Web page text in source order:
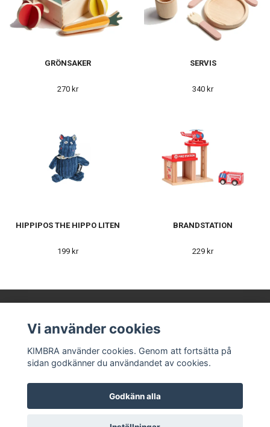
GRÖNSAKER
270 kr
SERVIS
340 kr
HIPPIPOS THE HIPPO LITEN
199 kr
BRANDSTATION
229 kr
KIMBRA AB
Våra leverantörer
Köpvillkor
Vi använder cookies
KIMBRA använder cookies. Genom att fortsätta på
sidan godkänner du användandet av cookies.
Godkänn alla